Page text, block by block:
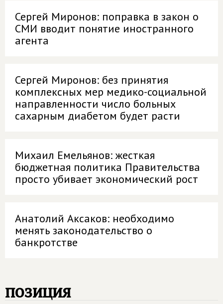
Сергей Миронов: поправка в закон о
СМИ вводит понятие иностранного
агента
Сергей Миронов: без принятия
комплексных мер медико-социальной
направленности число больных
сахарным диабетом будет расти
Михаил Емельянов: жесткая
бюджетная политика Правительства
просто убивает экономический рост
Анатолий Аксаков: необходимо
менять законодательство о
банкротстве
позиция